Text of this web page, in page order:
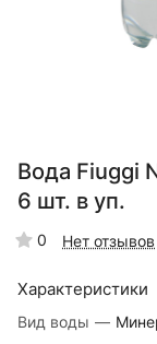
Вода Fiuggi
6 шт. в уп.
0 Нет отзывов
Характеристики
Вид воды —